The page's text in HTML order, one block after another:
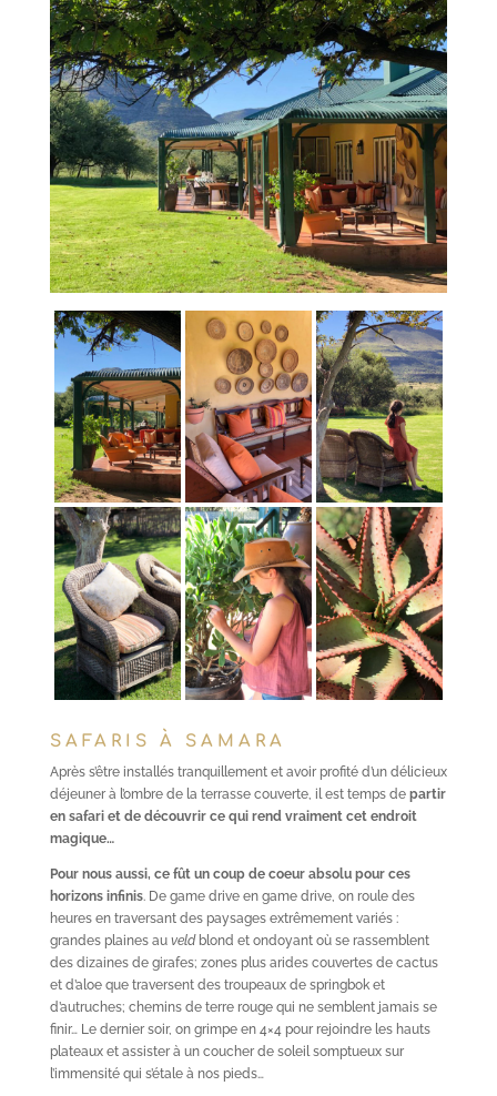
SAFARIS À SAMARA
Après s’être installés tranquillement et avoir profité d’un délicieux
déjeuner à l’ombre de la terrasse couverte, il est temps de partir
en safari et de découvrir ce qui rend vraiment cet endroit
magique…
Pour nous aussi, ce fût un coup de coeur absolu pour ces
horizons infinis. De game drive en game drive, on roule des
heures en traversant des paysages extrêmement variés :
grandes plaines au veldblond et ondoyant où se rassemblent
des dizaines de girafes; zones plus arides couvertes de cactus
et d’aloe que traversent des troupeaux de springbok et
d’autruches; chemins de terre rouge qui ne semblent jamais se
finir… Le dernier soir, on grimpe en 4×4 pour rejoindre les hauts
plateaux et assister à un coucher de soleil somptueux sur
l’immensité qui s’étale à nos pieds…